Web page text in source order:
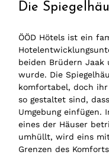
Die
ÖÖD Hötels ist ein
beiden Brüdern Jaak
wurde. Die
komfortabel, doch
so gestaltet sind,
Umgebung einfügen.
eines der Häuser
umhüllt, wird eins
Grenzen des